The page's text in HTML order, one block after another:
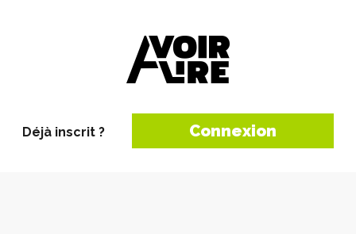
Déjà inscrit ? Connexion